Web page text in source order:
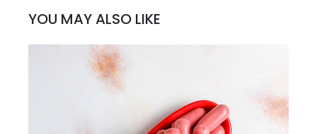
YOU MAY ALSO LIKE